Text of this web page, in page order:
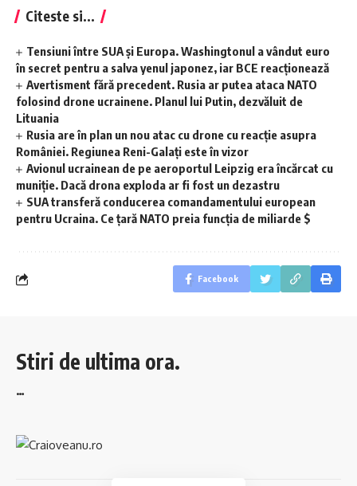
Citeste si...
Tensiuni între SUA și Europa. Washingtonul a vândut euro
în secret pentru a salva yenul japonez, iar BCE reacționează
Avertisment fără precedent. Rusia ar putea ataca NATO
folosind drone ucrainene. Planul lui Putin, dezvăluit de
Lituania
Rusia are în plan un nou atac cu drone cu reacție asupra
României. Regiunea Reni-Galați este în vizor
Avionul ucrainean de pe aeroportul Leipzig era încărcat cu
muniție. Dacă drona exploda ar fi fost un dezastru
SUA transferă conducerea comandamentului european
pentru Ucraina. Ce țară NATO preia funcția de miliarde $
Facebook
Stiri de ultima ora.
…